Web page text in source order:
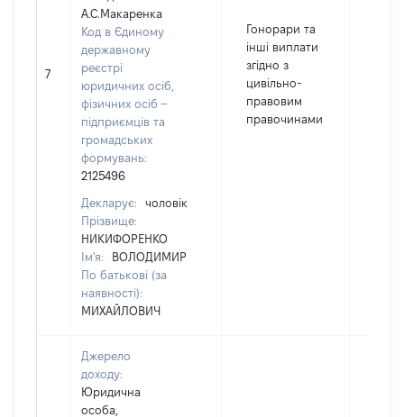
7
А.С.Макаренка
Код в Єдиному
державному
реєстрі
юридичних осіб,
фізичних осіб –
підприємців та
громадських
формувань:
2125496
Декларує:
чоловік
Прізвище:
НИКИФОРЕНКО
Ім'я:
ВОЛОДИМИР
По батькові (за
наявності):
МИХАЙЛОВИЧ
Гонорари та
інші виплати
згідно з
цивільно-
правовим
правочинами
Джерело
доходу:
Юридична
особа,